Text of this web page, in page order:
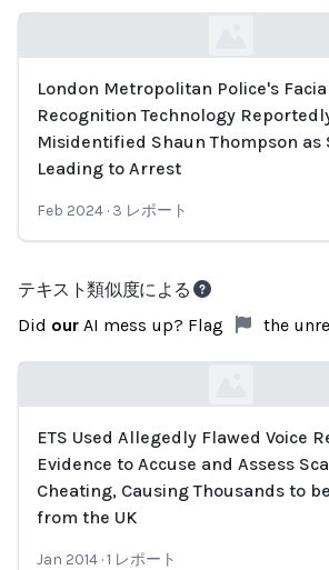
Loading...
London Metropolitan Police's
Recognition Technology
Misidentified Shaun Thompson as
Leading to Arrest
Feb 2024 · 3 レポート
テキスト類似度による
Did our AI mess up? Flag the
Loading...
ETS Used Allegedly Flawed Voice
Evidence to Accuse and Assess
Cheating, Causing Thousands to
from the UK
Jan 2014 ·1 レポート